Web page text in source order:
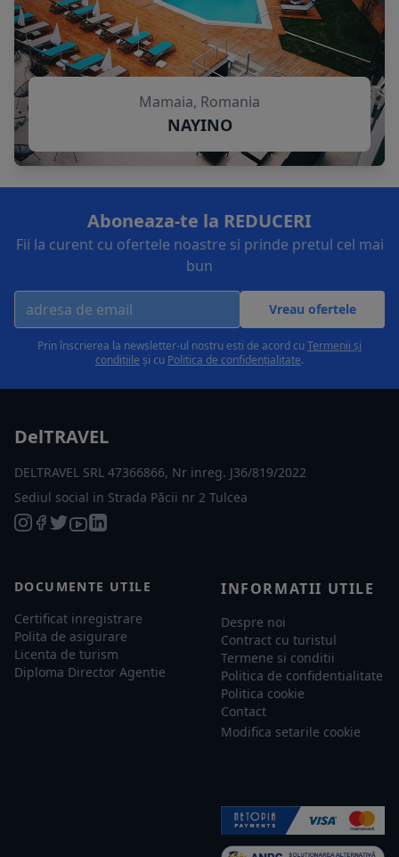
Mamaia, Romania
NAYINO
Aboneaza-te la REDUCERI
Fii la curent cu ofertele noastre si prinde pretul cel mai
bun
Vreau ofertele
Prin înscrierea la newsletter-ul nostru esti de acord cuTermenii și
condițiile și cu Politica de confidențialitate.
DelTRAVEL
DELTRAVEL SRL 47366866, Nr inreg. J36/819/2022
Sediul social in Strada Păcii nr 2 Tulcea
DOCUMENTE UTILE
Certificat inregistrare
Polita de asigurare
Licenta de turism
Diploma Director Agentie
INFORMATII UTILE
Despre noi
Contract cu turistul
Termene si conditii
Politica de confidentialitate
Politica cookie
Contact
Modifica setarile cookie